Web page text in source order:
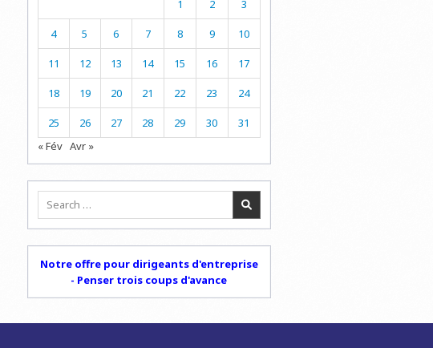
1 2 3
4 5 6 7 8 9 10
11 12 13 14 15 16 17
18 19 20 21 22 23 24
25 26 27 28 29 30
31
« Fév Avr »
Search
Notre offre pour dirigeants d'entreprise
- Penser trois coups d'avance